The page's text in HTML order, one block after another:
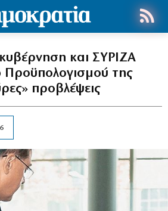
και ΣΥΡΙΖΑ
Προϋπολογισμού της
προβλέψεις